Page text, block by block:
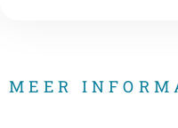
MEER